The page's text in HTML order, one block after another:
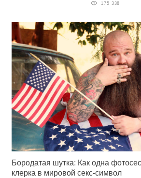
175 338
Бородатая шутка: Как одна
клерка в мировой секс-символ